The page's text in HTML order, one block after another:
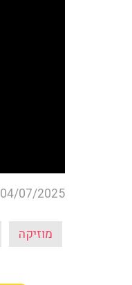
04/07/2025
מוזיקה